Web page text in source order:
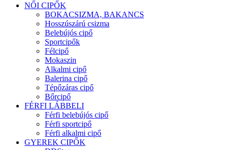
NŐI CIPŐK
BOKACSIZMA, BAKANCS
Hosszúszárú csizma
Belebújós cipő
Sportcipők
Félcipő
Mokaszin
Alkalmi cipő
Balerina cipő
Tépőzáras cipő
Bőrcipő
FÉRFI LÁBBELI
Férfi belebújós cipő
Férfi sportcipő
Férfi alkalmi cipő
GYEREK CIPŐK